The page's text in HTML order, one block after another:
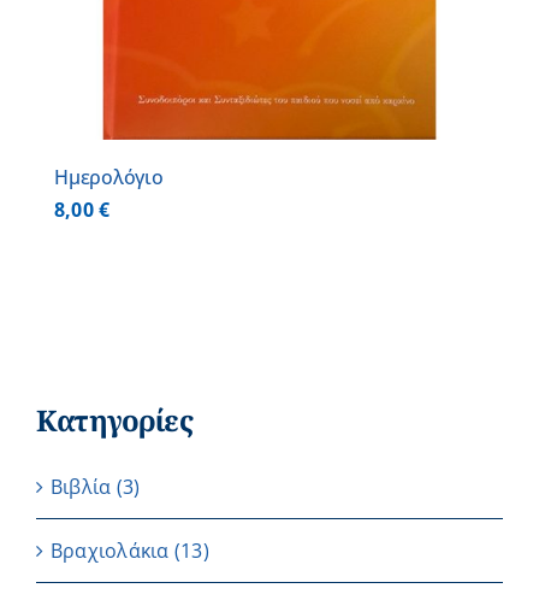
Ημερολόγιο
8,00€
Κατηγορίες
Βιβλία (3)
Βραχιολάκια (13)